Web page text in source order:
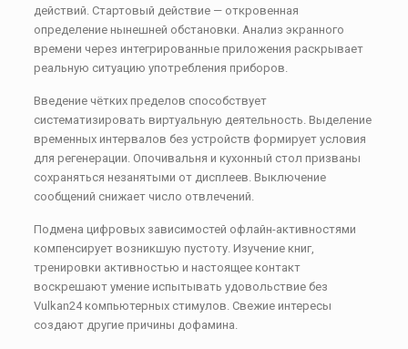
действий. Стартовый действие — откровенная
определение нынешней обстановки. Анализ экранного
времени через интегрированные приложения раскрывает
реальную ситуацию употребления приборов.
Введение чётких пределов способствует
систематизировать виртуальную деятельность. Выделение
временных интервалов без устройств формирует условия
для регенерации. Опочивальня и кухонный стол призваны
сохраняться незанятыми от дисплеев. Выключение
сообщений снижает число отвлечений.
Подмена цифровых зависимостей офлайн-активностями
компенсирует возникшую пустоту. Изучение книг,
тренировки активностью и настоящее контакт
воскрешают умение испытывать удовольствие без
Vulkan24 компьютерных стимулов. Свежие интересы
создают другие причины дофамина.